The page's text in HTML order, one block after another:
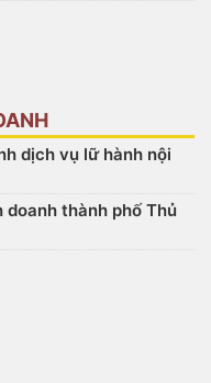
dịch vụ lữ hành nội
thành phố Thủ